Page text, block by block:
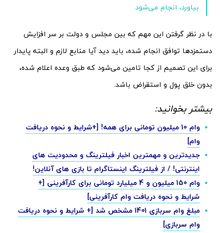
بیاورد، انجام می‌شود.
با در نظر گرفتن این مهم که بین مجلس و دولت بر سر افزایش
دستمزدها توافق انجام شده، باید دید آیا منابع لازم و البته پایدار
برای این تصمیم از کجا تامین می‌شود که طبق وعده اعلام شده،
بدون خلق پول و استقراض باشد.
بیشتر بخوانید:
وام 10 میلیون تومانی برای همه! [+شرایط و نحوه دریافت
وام]
جدیدترین و مهمترین اخبار فیلترینگ و محدودیت های
اینترنتی! / از فیلترینگ اینستاگرام تا بازی های آنلاین!
وام 150 میلیون و 4 میلیارد تومانی برای کارآفرینی [+
شرایط و نحوه دریافت وام کارآفرینی]
مبلغ وام سربازی 1401 مشخص شد [+ شرایط و نحوه دریافت
وام سربازی]